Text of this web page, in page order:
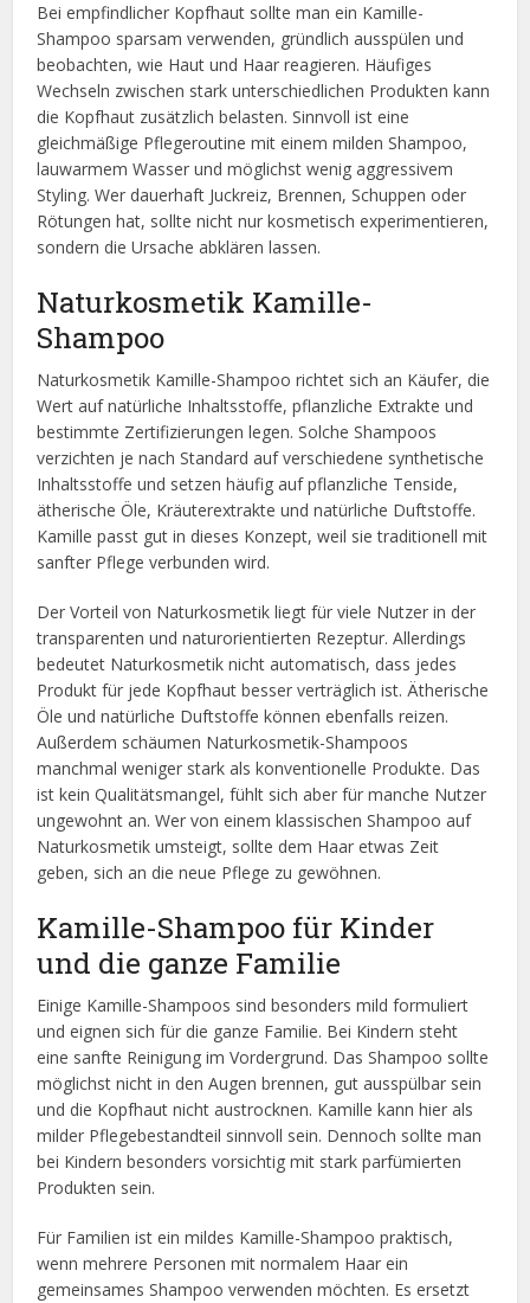
Bei empfindlicher Kopfhaut sollte man ein Kamille-
Shampoo sparsam verwenden, gründlich ausspülen und
beobachten, wie Haut und Haar reagieren. Häufiges
Wechseln zwischen stark unterschiedlichen Produkten kann
die Kopfhaut zusätzlich belasten. Sinnvoll ist eine
gleichmäßige Pflegeroutine mit einem milden Shampoo,
lauwarmem Wasser und möglichst wenig aggressivem
Styling. Wer dauerhaft Juckreiz, Brennen, Schuppen oder
Rötungen hat, sollte nicht nur kosmetisch experimentieren,
sondern die Ursache abklären lassen.
Naturkosmetik Kamille-
Shampoo
Naturkosmetik Kamille-Shampoo richtet sich an Käufer, die
Wert auf natürliche Inhaltsstoffe, pflanzliche Extrakte und
bestimmte Zertifizierungen legen. Solche Shampoos
verzichten je nach Standard auf verschiedene synthetische
Inhaltsstoffe und setzen häufig auf pflanzliche Tenside,
ätherische Öle, Kräuterextrakte und natürliche Duftstoffe.
Kamille passt gut in dieses Konzept, weil sie traditionell mit
sanfter Pflege verbunden wird.
Der Vorteil von Naturkosmetik liegt für viele Nutzer in der
transparenten und naturorientierten Rezeptur. Allerdings
bedeutet Naturkosmetik nicht automatisch, dass jedes
Produkt für jede Kopfhaut besser verträglich ist. Ätherische
Öle und natürliche Duftstoffe können ebenfalls reizen.
Außerdem schäumen Naturkosmetik-Shampoos
manchmal weniger stark als konventionelle Produkte. Das
ist kein Qualitätsmangel, fühlt sich aber für manche Nutzer
ungewohnt an. Wer von einem klassischen Shampoo auf
Naturkosmetik umsteigt, sollte dem Haar etwas Zeit
geben, sich an die neue Pflege zu gewöhnen.
Kamille-Shampoo für Kinder
und die ganze Familie
Einige Kamille-Shampoos sind besonders mild formuliert
und eignen sich für die ganze Familie. Bei Kindern steht
eine sanfte Reinigung im Vordergrund. Das Shampoo sollte
möglichst nicht in den Augen brennen, gut ausspülbar sein
und die Kopfhaut nicht austrocknen. Kamille kann hier als
milder Pflegebestandteil sinnvoll sein. Dennoch sollte man
bei Kindern besonders vorsichtig mit stark parfümierten
Produkten sein.
Für Familien ist ein mildes Kamille-Shampoo praktisch,
wenn mehrere Personen mit normalem Haar ein
gemeinsames Shampoo verwenden möchten. Es ersetzt